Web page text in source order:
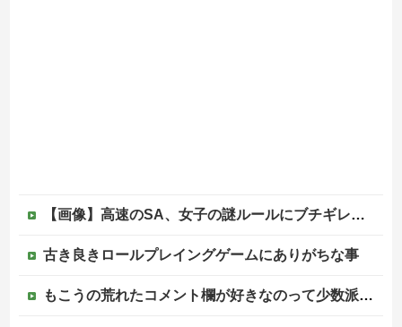
【画像】高速のSA、女子の謎ルールにブチギレ炎上ｗｗｗｗｗｗｗｗｗｗｗｗｗ
古き良きロールプレイングゲームにありがちな事
もこうの荒れたコメント欄が好きなのって少数派なのか？